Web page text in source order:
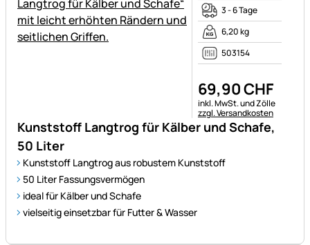
Kunststoff Langtrog für Kälber und Schafe,
50 Liter
Kunststoff Langtrog aus robustem Kunststoff
50 Liter Fassungsvermögen
ideal für Kälber und Schafe
vielseitig einsetzbar für Futter & Wasser
3 - 6 Tage
6,20 kg
503154
69,90CHF
Steuerhinweis:
inkl. MwSt. und Zölle
zzgl. Versandkosten